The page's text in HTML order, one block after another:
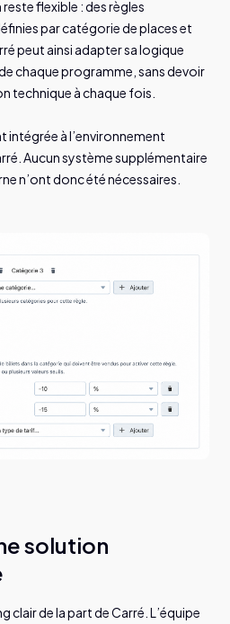
flexible : des règles
par catégorie de places et
peut ainsi adapter sa logique
chaque programme, sans devoir
technique à chaque fois.
intégrée à l’environnement
Aucun système supplémentaire
n’ont donc été nécessaires.
solution
clair de la part de Carré. L’équipe